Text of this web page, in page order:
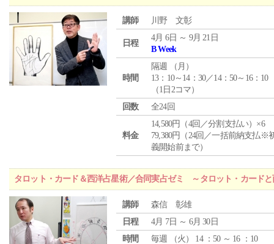
講師 川野 文彰
日程
4月 6日 ～ 9月 21日
B Week
時間
隔週 （ 月 ）
13：10～14：30／14：50～16：10
（1日2コマ）
回数
全24回
料金
14,580円（4回／分割支払い）×6
79,380円（24回／一括前納支払※
義開始前まで）
タロット・カード＆西洋占星術／合同実占ゼミ ～タロット・カード
講師
森信 彰雄
日程
4月 7日 ～ 6月 30日
時間
毎週 （火 ） 14 ：50 ～ 16 ：10